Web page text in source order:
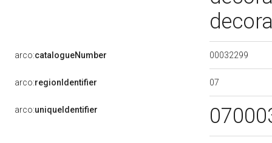
arco:catalogueNumber 00032299
arco:regionIdentifier 07
arco:uniqueIdentifier